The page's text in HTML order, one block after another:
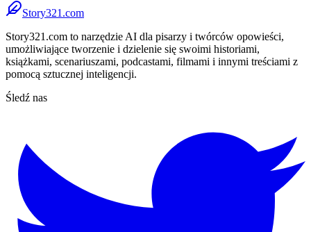
Story321.com
Story321.com to narzędzie AI dla pisarzy i twórców opowieści,
umożliwiające tworzenie i dzielenie się swoimi historiami,
książkami, scenariuszami, podcastami, filmami i innymi treściami z
pomocą sztucznej inteligencji.
Śledź nas